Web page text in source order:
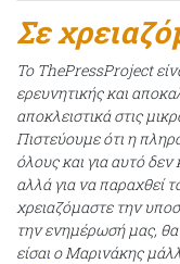
Σε
Το ThePressProject
ερευνητικής και
αποκλειστικά στις
Πιστεύουμε ότι η
όλους και για αυτό
αλλά για να παραχθεί
χρειαζόμαστε την
την ενημέρωσή μας,
είσαι ο Μαρινάκης